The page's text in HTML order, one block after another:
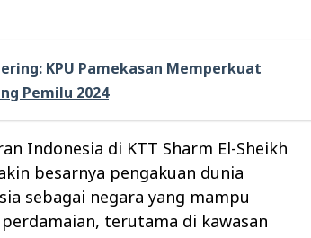
KPU Pamekasan Memperkuat
Pemilu 2024
Indonesia di KTT Sharm El-Sheikh
besarnya pengakuan dunia
sebagai negara yang mampu
terutama di kawasan